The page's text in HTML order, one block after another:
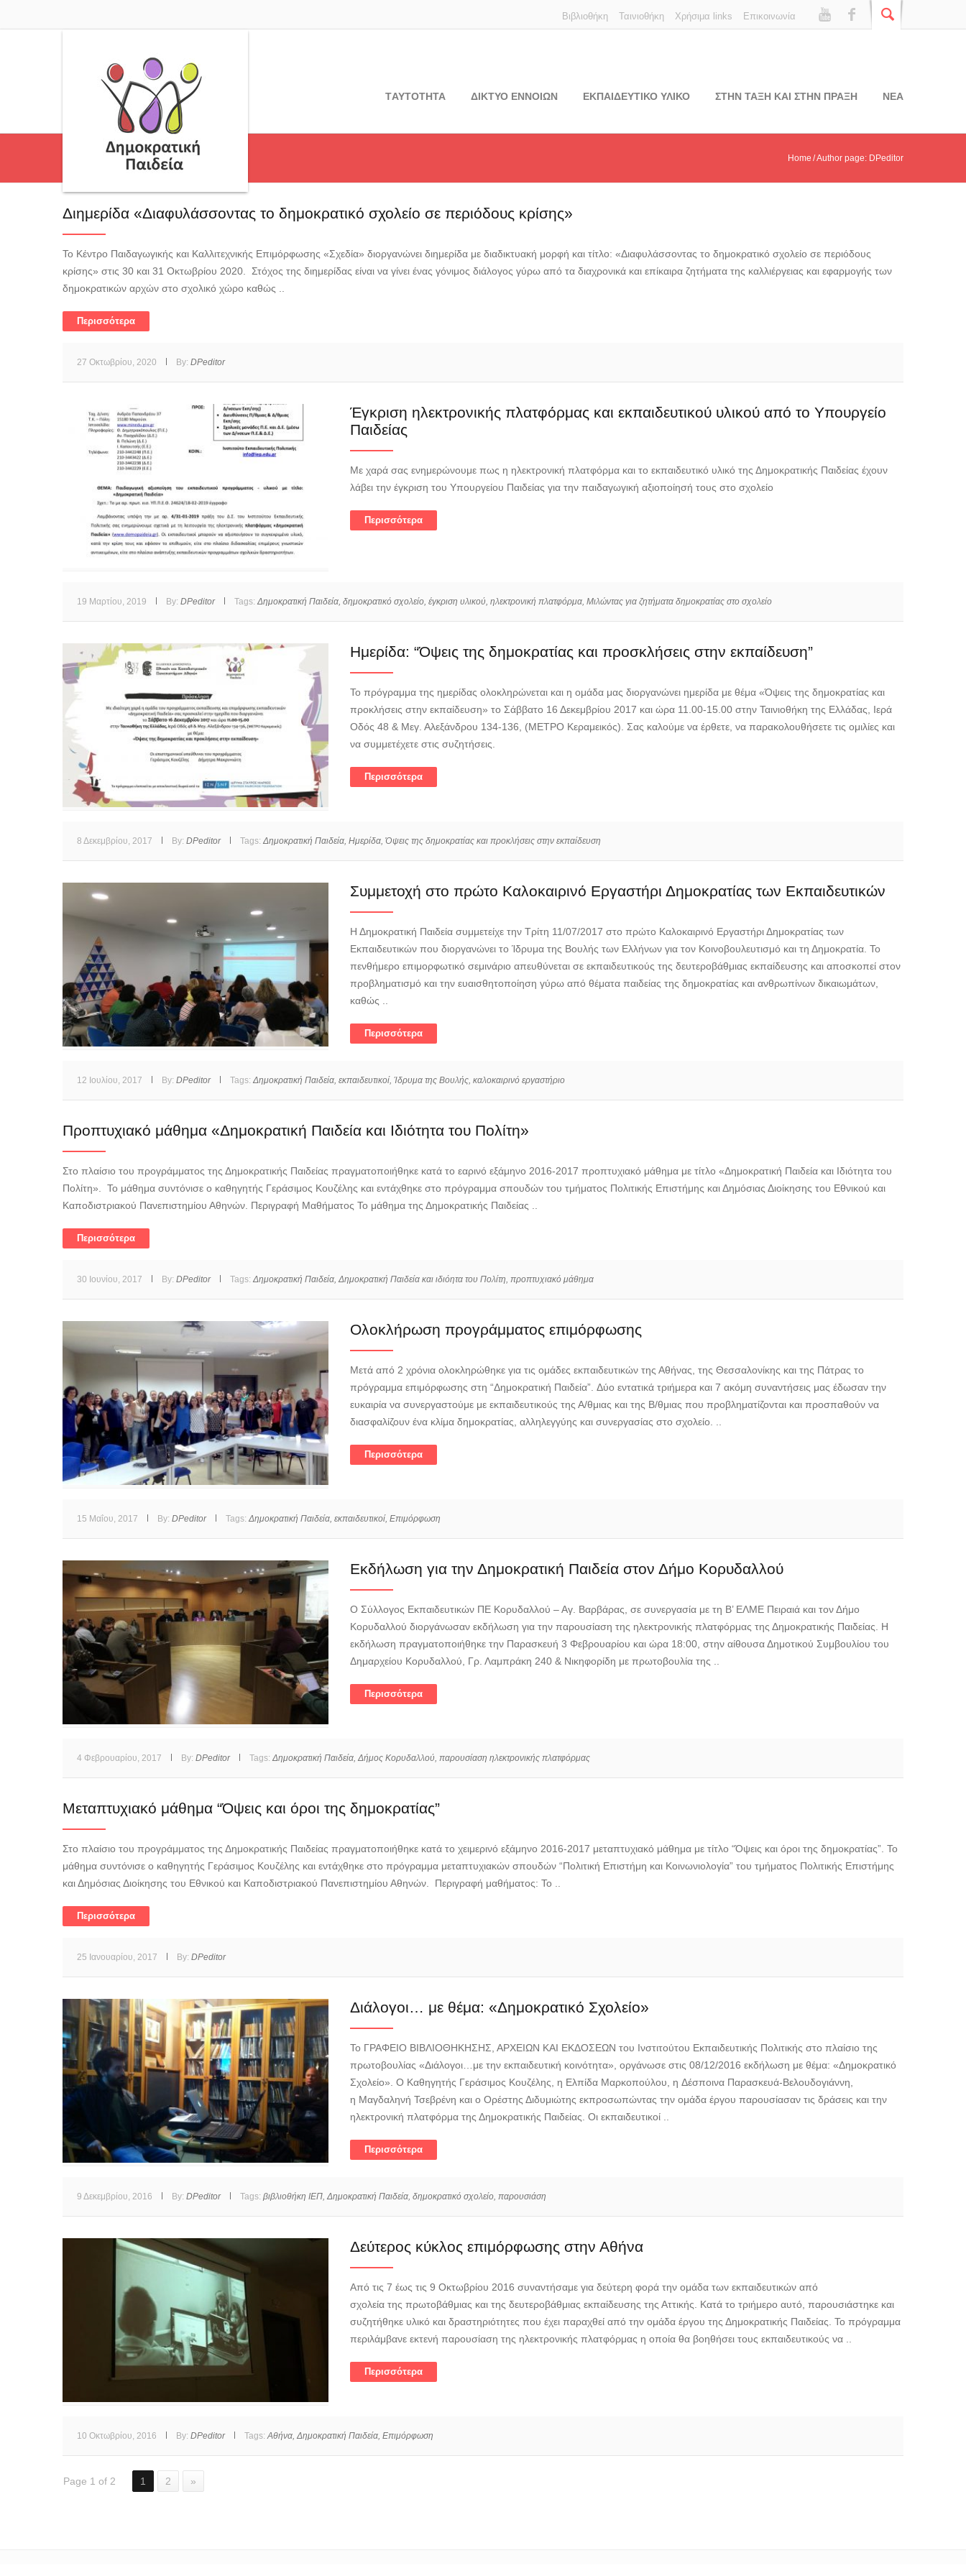
Επικοινωνία
Χρήσιμα links
Ταινιοθήκη
Βιβλιοθήκη
TΑΥΤΟΤΗΤΑ ΔΙΚΤΥΟ ΕΝΝΟΙΩΝ ΕΚΠΑΙΔΕΥΤΙΚΟ ΥΛΙΚΟ ΣΤΗΝ ΤΑΞΗ ΚΑΙ ΣΤΗΝ ΠΡΑΞΗ ΝΕΑ
Home Author page: DPeditor
Διημερίδα «Διαφυλάσσοντας το δημοκρατικό σχολείο σε περιόδους κρίσης»
Το Κέντρο Παιδαγωγικής και Καλλιτεχνικής Επιμόρφωσης «Σχεδία» διοργανώνει διημερίδα με διαδικτυακή μορφή και τίτλο: «Διαφυλάσσοντας το δημοκρατικό σχολείο σε περιόδους
κρίσης» στις 30 και 31 Οκτωβρίου 2020. ️ Στόχος της διημερίδας είναι να γίνει ένας γόνιμος διάλογος γύρω από τα διαχρονικά και επίκαιρα ζητήματα της καλλιέργειας και εφαρμογής των
δημοκρατικών αρχών στο σχολικό χώρο καθώς ..
Περισσότερα
27 Οκτωβρίου, 2020 By: DPeditor
Έγκριση ηλεκτρονικής πλατφόρμας και εκπαιδευτικού υλικού από το Υπουργείο
Παιδείας
Με χαρά σας ενημερώνουμε πως η ηλεκτρονική πλατφόρμα και το εκπαιδευτικό υλικό της Δημοκρατικής Παιδείας έχουν
λάβει την έγκριση του Υπουργείου Παιδείας για την παιδαγωγική αξιοποίησή τους στο σχολείο
Περισσότερα
19 Μαρτίου, 2019 By: DPeditor Tags: Δημοκρατική Παιδεία, δημοκρατικό σχολείο, έγκριση υλικού, ηλεκτρονική πλατφόρμα, Μιλώντας για ζητήματα δημοκρατίας στο σχολείο
Ημερίδα: “Όψεις της δημοκρατίας και προσκλήσεις στην εκπαίδευση”
Το πρόγραμμα της ημερίδας ολοκληρώνεται και η ομάδα μας διοργανώνει ημερίδα με θέμα «Όψεις της δημοκρατίας και
προκλήσεις στην εκπαίδευση» το Σάββατο 16 Δεκεμβρίου 2017 και ώρα 11.00-15.00 στην Ταινιοθήκη της Ελλάδας, Ιερά
Οδός 48 & Μεγ. Αλεξάνδρου 134-136, (ΜΕΤΡΟ Κεραμεικός). Σας καλούμε να έρθετε, να παρακολουθήσετε τις ομιλίες και
να συμμετέχετε στις συζητήσεις.
Περισσότερα
8 Δεκεμβρίου, 2017 By: DPeditor Tags: Δημοκρατική Παιδεία, Ημερίδα, Όψεις της δημοκρατίας και προκλήσεις στην εκπαίδευση
Συμμετοχή στο πρώτο Καλοκαιρινό Εργαστήρι Δημοκρατίας των Εκπαιδευτικών
Η Δημοκρατική Παιδεία συμμετείχε την Τρίτη 11/07/2017 στο πρώτο Καλοκαιρινό Εργαστήρι Δημοκρατίας των
Εκπαιδευτικών που διοργανώνει το Ίδρυμα της Βουλής των Ελλήνων για τον Κοινοβουλευτισμό και τη Δημοκρατία. Το
πενθήμερο επιμορφωτικό σεμινάριο απευθύνεται σε εκπαιδευτικούς της δευτεροβάθμιας εκπαίδευσης και αποσκοπεί στον
προβληματισμό και την ευαισθητοποίηση γύρω από θέματα παιδείας της δημοκρατίας και ανθρωπίνων δικαιωμάτων,
καθώς ..
Περισσότερα
12 Ιουλίου, 2017 By: DPeditor Tags: Δημοκρατική Παιδεία, εκπαιδευτικοί, Ίδρυμα της Βουλής, καλοκαιρινό εργαστήριο
Προπτυχιακό μάθημα «Δημοκρατική Παιδεία και Ιδιότητα του Πολίτη»
Στο πλαίσιο του προγράμματος της Δημοκρατικής Παιδείας πραγματοποιήθηκε κατά το εαρινό εξάμηνο 2016-2017 προπτυχιακό μάθημα με τίτλο «Δημοκρατική Παιδεία και Ιδιότητα του
Πολίτη». Το μάθημα συντόνισε ο καθηγητής Γεράσιμος Κουζέλης και εντάχθηκε στο πρόγραμμα σπουδών του τμήματος Πολιτικής Επιστήμης και Δημόσιας Διοίκησης του Εθνικού και
Καποδιστριακού Πανεπιστημίου Αθηνών. Περιγραφή Μαθήματος Το μάθημα της Δημοκρατικής Παιδείας ..
Περισσότερα
30 Ιουνίου, 2017 By: DPeditor Tags: Δημοκρατική Παιδεία, Δημοκρατική Παιδεία και ιδιόητα του Πολίτη, προπτυχιακό μάθημα
Ολοκλήρωση προγράμματος επιμόρφωσης
Μετά από 2 χρόνια ολοκληρώθηκε για τις ομάδες εκπαιδευτικών της Αθήνας, της Θεσσαλονίκης και της Πάτρας το
πρόγραμμα επιμόρφωσης στη “Δημοκρατική Παιδεία”. Δύο εντατικά τριήμερα και 7 ακόμη συναντήσεις μας έδωσαν την
ευκαιρία να συνεργαστούμε με εκπαιδευτικούς της Α/θμιας και της Β/θμιας που προβληματίζονται και προσπαθούν να
διασφαλίζουν ένα κλίμα δημοκρατίας, αλληλεγγύης και συνεργασίας στο σχολείο. ..
Περισσότερα
15 Μαΐου, 2017 By: DPeditor Tags: Δημοκρατική Παιδεία, εκπαιδευτικοί, Επιμόρφωση
Εκδήλωση για την Δημοκρατική Παιδεία στον Δήμο Κορυδαλλού
Ο Σύλλογος Εκπαιδευτικών ΠΕ Κορυδαλλού – Αγ. Βαρβάρας, σε συνεργασία με τη Β’ ΕΛΜΕ Πειραιά και τον Δήμο
Κορυδαλλού διοργάνωσαν εκδήλωση για την παρουσίαση της ηλεκτρονικής πλατφόρμας της Δημοκρατικής Παιδείας. Η
εκδήλωση πραγματοποιήθηκε την Παρασκευή 3 Φεβρουαρίου και ώρα 18:00, στην αίθουσα Δημοτικού Συμβουλίου του
Δημαρχείου Κορυδαλλού, Γρ. Λαμπράκη 240 & Νικηφορίδη με πρωτοβουλία της ..
Περισσότερα
4 Φεβρουαρίου, 2017 By: DPeditor Tags: Δημοκρατική Παιδεία, Δήμος Κορυδαλλού, παρουσίαση ηλεκτρονικής πλατφόρμας
Μεταπτυχιακό μάθημα “Όψεις και όροι της δημοκρατίας”
Στο πλαίσιο του προγράμματος της Δημοκρατικής Παιδείας πραγματοποιήθηκε κατά το χειμερινό εξάμηνο 2016-2017 μεταπτυχιακό μάθημα με τίτλο “Όψεις και όροι της δημοκρατίας”. Το
μάθημα συντόνισε ο καθηγητής Γεράσιμος Κουζέλης και εντάχθηκε στο πρόγραμμα μεταπτυχιακών σπουδών “Πολιτική Επιστήμη και Κοινωνιολογία” του τμήματος Πολιτικής Επιστήμης
και Δημόσιας Διοίκησης του Εθνικού και Καποδιστριακού Πανεπιστημίου Αθηνών. Περιγραφή μαθήματος: Το ..
Περισσότερα
25 Ιανουαρίου, 2017 By: DPeditor
Διάλογοι… με θέμα: «Δημοκρατικό Σχολείο»
Το ΓΡΑΦΕΙΟ ΒΙΒΛΙΟΘΗΚΗΣΗΣ, ΑΡΧΕΙΩΝ ΚΑΙ ΕΚΔΟΣΕΩΝ του Ινστιτούτου Εκπαιδευτικής Πολιτικής στο πλαίσιο της
πρωτοβουλίας «Διάλογοι…με την εκπαιδευτική κοινότητα», οργάνωσε στις 08/12/2016 εκδήλωση με θέμα: «Δημοκρατικό
Σχολείο». Ο Καθηγητής Γεράσιμος Κουζέλης, η Ελπίδα Μαρκοπούλου, η Δέσποινα Παρασκευά-Βελουδογιάννη,
η Μαγδαληνή Τσεβρένη και ο Ορέστης Διδυμιώτης εκπροσωπώντας την ομάδα έργου παρουσίασαν τις δράσεις και την
ηλεκτρονική πλατφόρμα της Δημοκρατικής Παιδείας. Οι εκπαιδευτικοί ..
Περισσότερα
9 Δεκεμβρίου, 2016 By: DPeditor Tags: βιβλιοθήκη ΙΕΠ, Δημοκρατική Παιδεία, δημοκρατικό σχολείο, παρουσιάση
Δεύτερος κύκλος επιμόρφωσης στην Αθήνα
Από τις 7 έως τις 9 Οκτωβρίου 2016 συναντήσαμε για δεύτερη φορά την ομάδα των εκπαιδευτικών από
σχολεία της πρωτοβάθμιας και της δευτεροβάθμιας εκπαίδευσης της Αττικής. Κατά το τριήμερο αυτό, παρουσιάστηκε και
συζητήθηκε υλικό και δραστηριότητες που έχει παραχθεί από την ομάδα έργου της Δημοκρατικής Παιδείας. Το πρόγραμμα
περιλάμβανε εκτενή παρουσίαση της ηλεκτρονικής πλατφόρμας η οποία θα βοηθήσει τους εκπαιδευτικούς να ..
Περισσότερα
10 Οκτωβρίου, 2016 By: DPeditor Tags: Αθήνα, Δημοκρατική Παιδεία, Επιμόρφωση
Page 1 of 2 1 2 »